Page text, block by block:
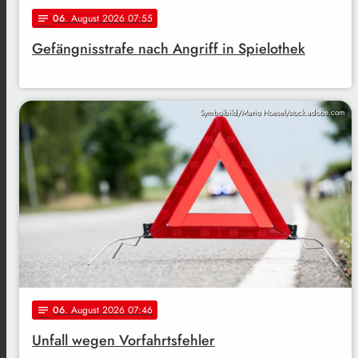
notes 06. August 2026 07:55
Gefängnisstrafe nach Angriff in Spielothek
Symbolbild/Mario Hoesel/stock.adobe.com
notes 06. August 2026 07:46
Unfall wegen Vorfahrtsfehler